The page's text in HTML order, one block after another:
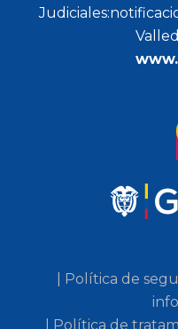
| Política de
| Política de